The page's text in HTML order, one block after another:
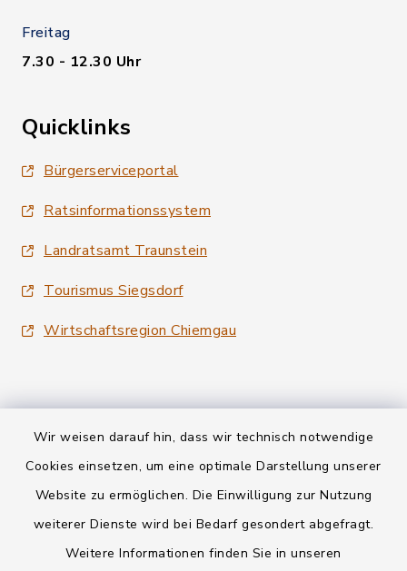
Wir weisen darauf hin, dass wir technisch notwendige
Cookies einsetzen, um eine optimale Darstellung unserer
Website zu ermöglichen. Die Einwilligung zur Nutzung
weiterer Dienste wird bei Bedarf gesondert abgefragt.
Weitere Informationen finden Sie in unseren
Freitag
7.30 - 12.30 Uhr
Quicklinks
Bürgerserviceportal
Ratsinformationssystem
Landratsamt Traunstein
Tourismus Siegsdorf
Wirtschaftsregion Chiemgau
Kontakt
Informationspflichten